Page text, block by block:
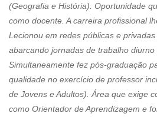
(Geografia e História). Oportunidade
como docente. A carreira profissional
Lecionou em redes públicas e
abarcando jornadas de trabalho diurno
Simultaneamente fez pós-graduação
qualidade no exercício de professor
de Jovens e Adultos). Área que exige
como Orientador de Aprendizagem e